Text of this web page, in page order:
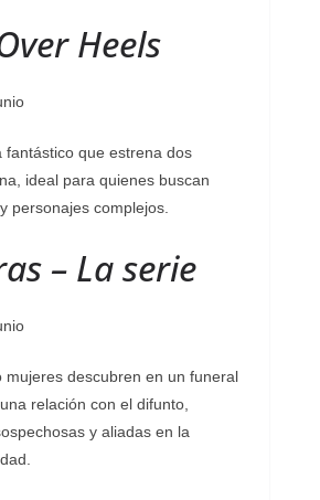
Heels
fantástico que estrena dos
ideal para quienes buscan
personajes complejos.
– La serie
mujeres descubren en un funeral
relación con el difunto,
y aliadas en la